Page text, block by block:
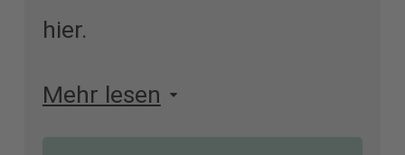
hier.
Mehr lesen